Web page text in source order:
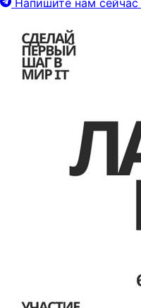
Напишите нам сейчас